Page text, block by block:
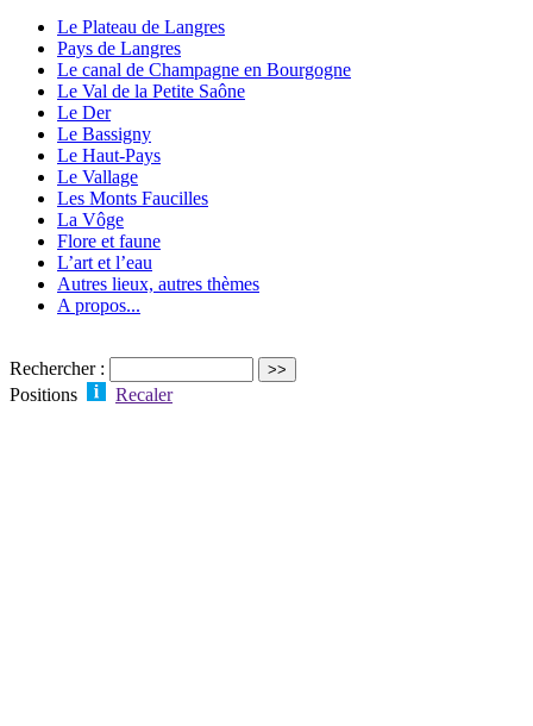
Le Plateau de Langres
Pays de Langres
Le canal de Champagne en Bourgogne
Le Val de la Petite Saône
Le Der
Le Bassigny
Le Haut-Pays
Le Vallage
Les Monts Faucilles
La Vôge
Flore et faune
L’art et l’eau
Autres lieux, autres thèmes
A propos...
Rechercher :
Positions
Recaler